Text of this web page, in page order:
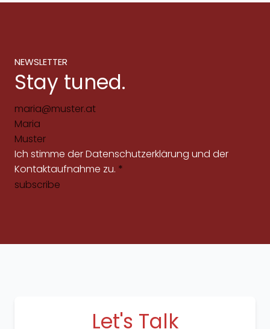
NEWSLETTER
Stay tuned.
Ich stimme derDatenschutzerklärung und der
Kontaktaufnahme zu. *
subscribe
Let's Talk